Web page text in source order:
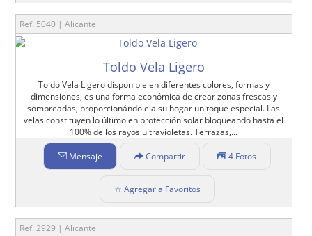
Ref. 5040 | Alicante
Toldo Vela Ligero
Toldo Vela Ligero disponible en diferentes colores, formas y
dimensiones, es una forma económica de crear zonas frescas y
sombreadas, proporcionándole a su hogar un toque especial. Las
velas constituyen lo último en protección solar bloqueando hasta el
100% de los rayos ultravioletas. Terrazas,...
Mensaje Compartir 4 Fotos
☆ Agregar a Favoritos
Ref. 2929 | Alicante